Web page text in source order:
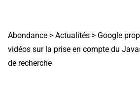
Abondance > Actualités > Google
vidéos sur la prise en compte du
de recherche